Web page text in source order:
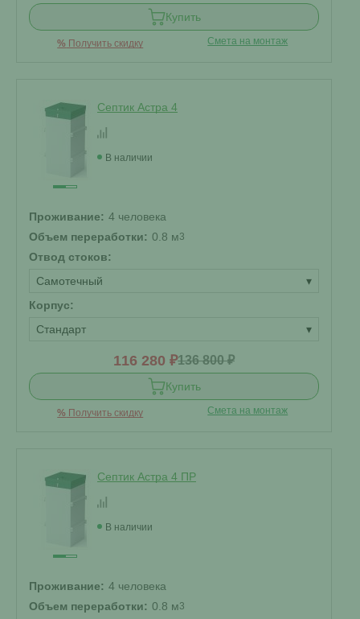
Купить
% Получить скидку Смета на монтаж
Септик Астра 4
В наличии
Проживание: 4 человека
Объем переработки: 0.8 м3
Отвод стоков:
Самотечный
▾
Корпус:
Стандарт
▾
116 280 ₽136 800 ₽
Купить
% Получить скидку Смета на монтаж
Септик Астра 4 ПР
В наличии
Проживание: 4 человека
Объем переработки: 0.8 м3